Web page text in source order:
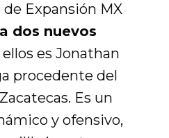
de Expansión MX
dos nuevos
es Jonathan
procedente del
Es un
y ofensivo,